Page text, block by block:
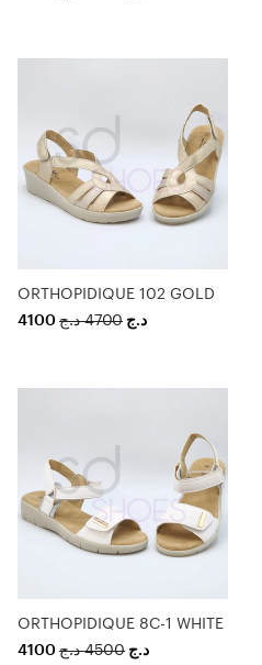
ORTHOPIDIQUE 102 GOLD
4100
د.ج 4700 د.ج
ORTHOPIDIQUE 8C-1 WHITE
4100
د.ج 4500 د.ج